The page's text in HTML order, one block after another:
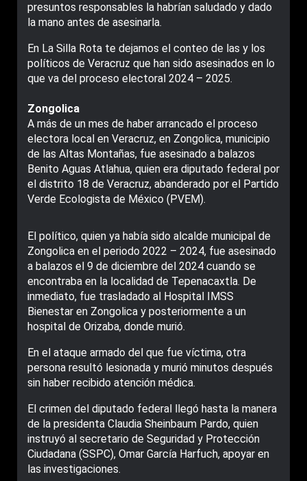
presuntos responsables la habrían saludado y dado
la mano antes de asesinarla.
En La Silla Rota te dejamos el conteo de las y los
políticos de Veracruz que han sido asesinados en lo
que va del proceso electoral 2024 – 2025.
Zongolica
A más de un mes de haber arrancado el proceso
electora local en Veracruz, en Zongolica, municipio
de las Altas Montañas, fue asesinado a balazos
Benito Aguas Atlahua, quien era diputado federal por
el distrito 18 de Veracruz, abanderado por el Partido
Verde Ecologista de México (PVEM).
El político, quien ya había sido alcalde municipal de
Zongolica en el periodo 2022 – 2024, fue asesinado
a balazos el 9 de diciembre del 2024 cuando se
encontraba en la localidad de Tepenacaxtla. De
inmediato, fue trasladado al Hospital IMSS
Bienestar en Zongolica y posteriormente a un
hospital de Orizaba, donde murió.
En el ataque armado del que fue víctima, otra
persona resultó lesionada y murió minutos después
sin haber recibido atención médica.
El crimen del diputado federal llegó hasta la manera
de la presidenta Claudia Sheinbaum Pardo, quien
instruyó al secretario de Seguridad y Protección
Ciudadana (SSPC), Omar García Harfuch, apoyar en
las investigaciones.